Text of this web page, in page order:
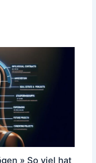
» So viel hat